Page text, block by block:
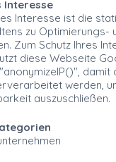
Interesse
Interesse ist die
zu Optimierungs-
Zum Schutz Ihres
diese Webseite
damit
werden,
auszuschließen.